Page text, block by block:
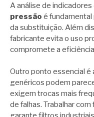
A análise de indicadores
pressão é
da substituição. Além
fabricante evita o uso
compromete a
Outro ponto essencial é
genéricos podem
exigem trocas mais
de falhas. Trabalhar